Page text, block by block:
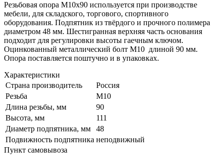
Резьбовая опора М10х90 используется при производстве
мебели, для складского, торгового, спортивного
оборудования. Подпятник из твёрдого и прочного полимера
диаметром 48 мм. Шестигранная верхняя часть основания
подходит для регулировки высоты гаечным ключом.
Оцинкованный металлический болт М10 длиной 90 мм.
Опора поставляется поштучно и в упаковках.
Характеристики
Страна производитель
Россия
Резьба
M10
Длина резьбы, мм
90
Высота, мм
111
Диаметр подпятника, мм
48
Подвижность подпятника неподвижный
Пункт самовывоза